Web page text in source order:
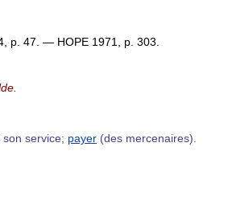
p. 47. — HOPE 1971, p. 303.
service; payer (des mercenaires).